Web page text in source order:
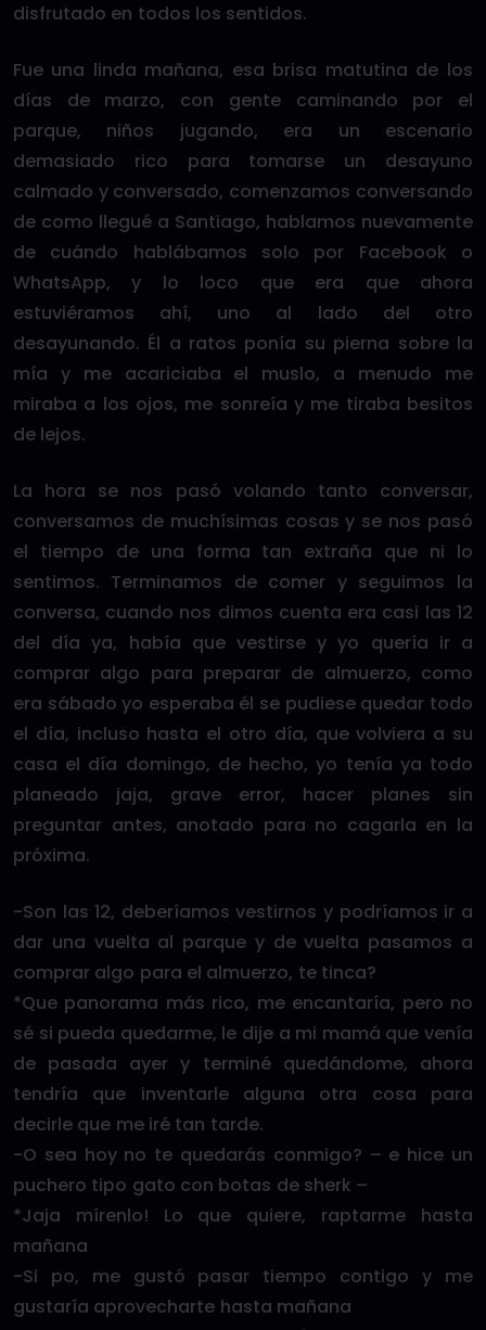
disfrutado en todos los sentidos.
Fue una linda mañana, esa brisa matutina de los
días de marzo, con gente caminando por el
parque, niños jugando, era un escenario
demasiado rico para tomarse un desayuno
calmado y conversado, comenzamos conversando
de como llegué a Santiago, hablamos nuevamente
de cuándo hablábamos solo por Facebook o
WhatsApp, y lo loco que era que ahora
estuviéramos ahí, uno al lado del otro
desayunando. Él a ratos ponía su pierna sobre la
mía y me acariciaba el muslo, a menudo me
miraba a los ojos, me sonreía y me tiraba besitos
de lejos.
La hora se nos pasó volando tanto conversar,
conversamos de muchísimas cosas y se nos pasó
el tiempo de una forma tan extraña que ni lo
sentimos. Terminamos de comer y seguimos la
conversa, cuando nos dimos cuenta era casi las 12
del día ya, había que vestirse y yo quería ir a
comprar algo para preparar de almuerzo, como
era sábado yo esperaba él se pudiese quedar todo
el día, incluso hasta el otro día, que volviera a su
casa el día domingo, de hecho, yo tenía ya todo
planeado jaja, grave error, hacer planes sin
preguntar antes, anotado para no cagarla en la
próxima.
-Son las 12, deberíamos vestirnos y podríamos ir a
dar una vuelta al parque y de vuelta pasamos a
comprar algo para el almuerzo, te tinca?
*Que panorama más rico, me encantaría, pero no
sé si pueda quedarme, le dije a mi mamá que venía
de pasada ayer y terminé quedándome, ahora
tendría que inventarle alguna otra cosa para
decirle que me iré tan tarde.
-O sea hoy no te quedarás conmigo? – e hice un
puchero tipo gato con botas de sherk –
*Jaja mírenlo! Lo que quiere, raptarme hasta
mañana
-Si po, me gustó pasar tiempo contigo y me
gustaría aprovecharte hasta mañana